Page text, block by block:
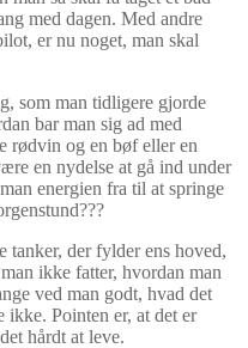
med dagen. Med andre
er nu noget, man skal
som man tidligere gjorde
bar man sig ad med
rødvin og en bøf eller en
en nydelse at gå ind under
energien fra til at springe
tanker, der fylder ens hoved,
ikke fatter, hvordan man
ved man godt, hvad det
ikke. Pointen er, at det er
hårdt at leve.